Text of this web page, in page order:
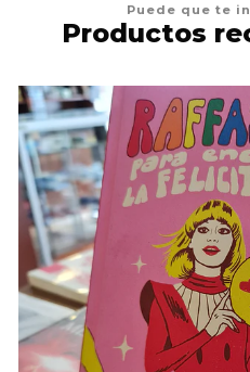
Puede que te
Productos